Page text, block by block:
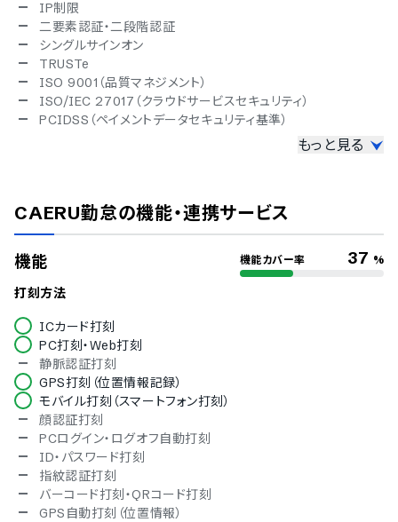
IP制限
二要素認証・二段階認証
シングルサインオン
TRUSTe
ISO 9001（品質マネジメント）
ISO/IEC 27017（クラウドサービスセキュリティ）
PCIDSS（ペイメントデータセキュリティ基準）
韓国語
スペイン語
タイ語
インドネシア語
ベトナム語
IT導入補助金
IT導入補助金対象
デバイス対応
スマホアプリ（iOS）対応
スマホアプリ（Android）対応
モバイルブラウザ（スマホブラウザ）対応
タブレット対応
もっと見る
CAERU勤怠の機能・連携サービス
機能 機能カバー率 37 %
打刻方法
ICカード打刻
PC打刻・Web打刻
静脈認証打刻
GPS打刻（位置情報記録）
モバイル打刻（スマートフォン打刻）
顔認証打刻
PCログイン・ログオフ自動打刻
ID・パスワード打刻
指紋認証打刻
バーコード打刻・QRコード打刻
GPS自動打刻（位置情報）